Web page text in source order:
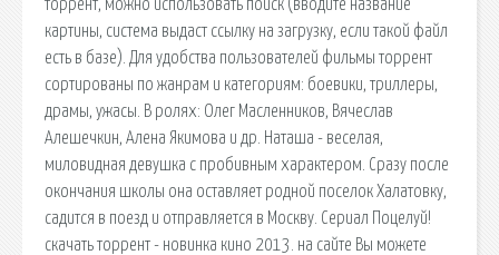
торрент, можно использовать поиск (вводите название
картины, система выдаст ссылку на загрузку, если такой файл
есть в базе). Для удобства пользователей фильмы торрент
сортированы по жанрам и категориям: боевики, триллеры,
драмы, ужасы. В ролях: Олег Масленников, Вячеслав
Алешечкин, Алена Якимова и др. Наташа - веселая,
миловидная девушка с пробивным характером. Сразу после
окончания школы она оставляет родной поселок Халатовку,
садится в поезд и отправляется в Москву. Cериал Поцелуй!
скачать торрент - новинка кино 2013. на сайте Вы можете